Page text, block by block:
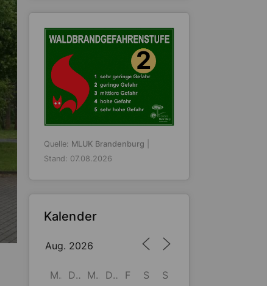
2
Quelle: MLUK Brandenburg
Stand: 07.08.2026
Kalender
Aug. 2026
M D M D F S
S